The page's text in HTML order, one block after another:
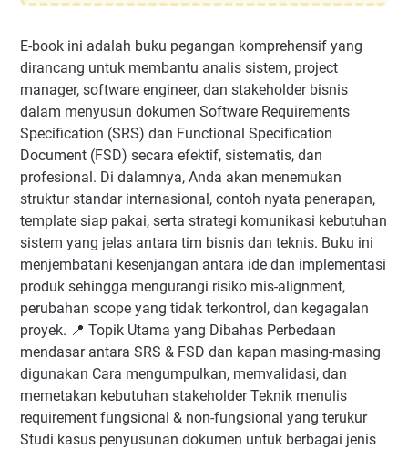
E-book ini adalah buku pegangan komprehensif yang
dirancang untuk membantu analis sistem, project
manager, software engineer, dan stakeholder bisnis
dalam menyusun dokumen Software Requirements
Specification (SRS) dan Functional Specification
Document (FSD) secara efektif, sistematis, dan
profesional. Di dalamnya, Anda akan menemukan
struktur standar internasional, contoh nyata penerapan,
template siap pakai, serta strategi komunikasi kebutuhan
sistem yang jelas antara tim bisnis dan teknis. Buku ini
menjembatani kesenjangan antara ide dan implementasi
produk sehingga mengurangi risiko mis-alignment,
perubahan scope yang tidak terkontrol, dan kegagalan
proyek. 📍 Topik Utama yang Dibahas Perbedaan
mendasar antara SRS & FSD dan kapan masing-masing
digunakan Cara mengumpulkan, memvalidasi, dan
memetakan kebutuhan stakeholder Teknik menulis
requirement fungsional & non-fungsional yang terukur
Studi kasus penyusunan dokumen untuk berbagai jenis